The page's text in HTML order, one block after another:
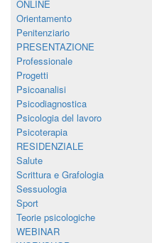
ONLINE
Orientamento
Penitenziario
PRESENTAZIONE
Professionale
Progetti
Psicoanalisi
Psicodiagnostica
Psicologia del lavoro
Psicoterapia
RESIDENZIALE
Salute
Scrittura e Grafologia
Sessuologia
Sport
Teorie psicologiche
WEBINAR